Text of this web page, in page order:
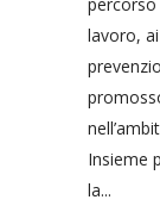
lavoro,
Insieme
la...